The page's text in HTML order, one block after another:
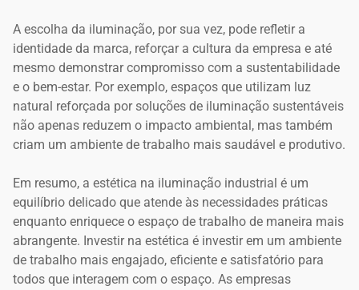
A escolha da iluminação, por sua vez, pode refletir a
identidade da marca, reforçar a cultura da empresa e até
mesmo demonstrar compromisso com a sustentabilidade
e o bem-estar. Por exemplo, espaços que utilizam luz
natural reforçada por soluções de iluminação sustentáveis
não apenas reduzem o impacto ambiental, mas também
criam um ambiente de trabalho mais saudável e produtivo.
Em resumo, a estética na iluminação industrial é um
equilíbrio delicado que atende às necessidades práticas
enquanto enriquece o espaço de trabalho de maneira mais
abrangente. Investir na estética é investir em um ambiente
de trabalho mais engajado, eficiente e satisfatório para
todos que interagem com o espaço. As empresas